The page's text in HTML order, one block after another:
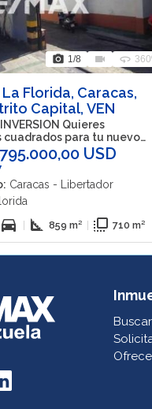
photo_camera 1/8 videocam 360
Florida, Caracas,
Capital, VEN
Quieres
USD
Caracas - Libertador
directions_car | square_foot 859 m² | flip_to_front 710 m²
Buscar